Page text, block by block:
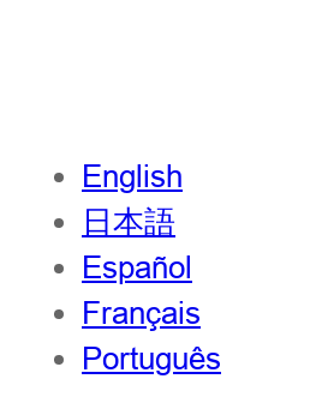
English
日本語
Español
Français
Português